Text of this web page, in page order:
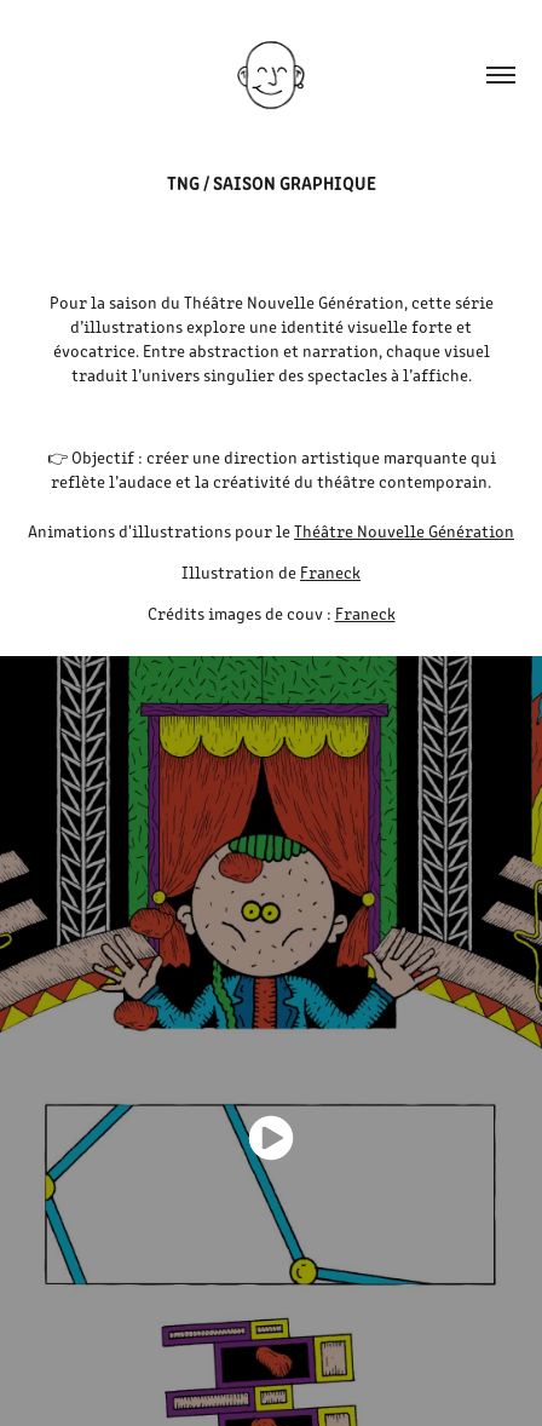
TNG / SAISON GRAPHIQUE
Pour la saison du Théâtre Nouvelle Génération, cette série
d’illustrations explore une identité visuelle forte et
évocatrice. Entre abstraction et narration, chaque visuel
traduit l’univers singulier des spectacles à l’affiche.
👉 Objectif : créer une direction artistique marquante qui
reflète l’audace et la créativité du théâtre contemporain.
Animations d'illustrations pour leThéâtre Nouvelle Génération
Illustration de Franeck
Crédits images de couv : Franeck